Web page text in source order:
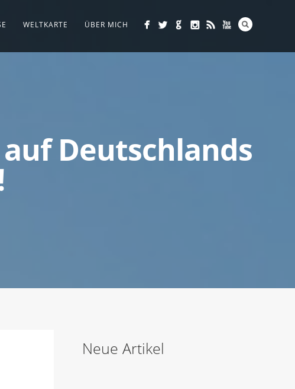
WELTKARTE ÜBER MICH
Deutschlands
Neue Artikel